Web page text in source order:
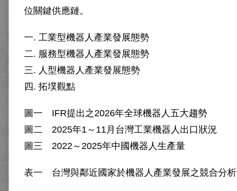
位關鍵供應鏈。
一. 工業型機器人產業發展態勢
二. 服務型機器人產業發展態勢
三. 人型機器人產業發展態勢
四. 拓墣觀點
圖一 IFR提出之2026年全球機器人五大趨勢
圖二 2025年1～11月台灣工業機器人出口狀況
圖三 2022～2025年中國機器人生產量
表一 台灣與鄰近國家於機器人產業發展之競合分析